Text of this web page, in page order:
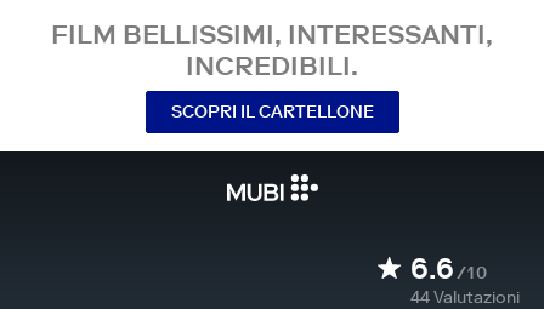
FILM BELLISSIMI, INTERESSANTI,
INCREDIBILI.
SCOPRI IL CARTELLONE
6.6/10
44Valutazioni